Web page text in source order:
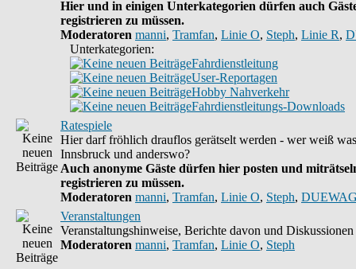
Hier und in einigen Unterkategorien dürfen auch
registrieren zu müssen.
Moderatoren manni, Tramfan, Linie O, Steph, Linie R,
Unterkategorien:
Fahrdienstleitung
User-Reportagen
Hobby Nahverkehr
Fahrdienstleitungs-Downloads
Ratespiele
Hier darf fröhlich drauflos gerätselt werden - wer weiß
Innsbruck und anderswo?
Auch anonyme Gäste dürfen hier posten und
registrieren zu müssen.
Moderatoren manni, Tramfan, Linie O, Steph,
Veranstaltungen
Veranstaltungshinweise, Berichte davon und Diskussionen
Moderatoren manni, Tramfan, Linie O, Steph